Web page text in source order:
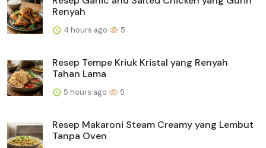
Renyah
4 hours ago 5
Resep Tempe Kriuk Kristal yang Renyah
Tahan Lama
5 hours ago 5
Resep Makaroni Steam Creamy yang Lembut
Tanpa Oven